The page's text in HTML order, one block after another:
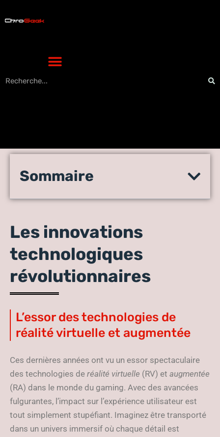
Plongée surprenante dans
gaming high-tech
Sommaire
Les innovations
technologiques
révolutionnaires
L’essor des technologies de
réalité virtuelle et augmentée
Ces dernières années ont vu un essor spectaculaire
des technologies de réalité virtuelle (RV) et augmentée
(RA) dans le monde du gaming. Avec des avancées
fulgurantes, l’impact sur l’expérience utilisateur est
tout simplement stupéfiant. Imaginez être transporté
dans un univers immersif où chaque détail est